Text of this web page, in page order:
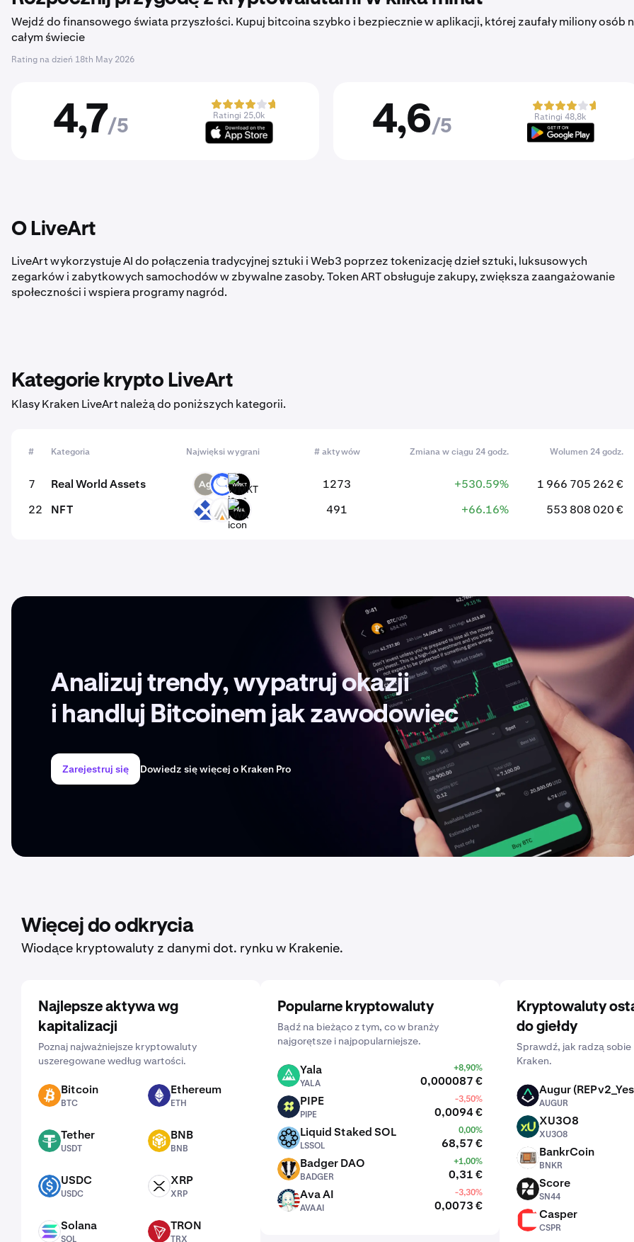
Wejdź do finansowego świata przyszłości. Kupuj bitcoina szybko i bezpiecznie w aplikacji, której zaufały miliony osób
całym świecie
Rating na dzień 18th May 2026
4,7/5
Ratingi 25,0k 4,6/5
Ratingi 48,8k
O LiveArt
LiveArt wykorzystuje AI do połączenia tradycyjnej sztuki i Web3 poprzez tokenizację dzieł sztuki, luksusowych
zegarków i zabytkowych samochodów w zbywalne zasoby. Token ART obsługuje zakupy, zwiększa zaangażowanie
społeczności i wspiera programy nagród.
Kategorie krypto LiveArt
Klasy Kraken LiveArt należą do poniższych kategorii.
# Kategoria Najwięksi wygrani # aktywów Zmiana w ciągu 24 godz. Wolumen 24 godz.
7 Real World Assets SLVR ANT WMKT 1273 +530.59%
1 966 705 262 €
22
NFT RDT ACE FWA 491 +66.16% 553 808 020 €
Analizuj trendy, wypatruj okazji
i handluj Bitcoinem jak zawodowiec
Zarejestruj się Dowiedz się więcej o Kraken Pro
Więcej do odkrycia
Wiodące kryptowaluty z danymi dot. rynku w Krakenie.
Najlepsze aktywa wg
kapitalizacji
Poznaj najważniejsze kryptowaluty
uszeregowane według wartości.
BTC Bitcoin
BTC
ETH Ethereum
ETH
USDT Tether
USDT
BNB BNB
BNB
USDC USDC
USDC
XRP XRP
XRP
SOL Solana
SOL
TRX TRON
TRX
Popularne kryptowaluty
Bądź na bieżąco z tym, co w branży
najgorętsze i najpopularniejsze.
YALA Yala
YALA
+8,90%
0,000087 €
PIPE PIPE
PIPE
-3,50%
0,0094 €
LSSOL Liquid Staked SOL
LSSOL
0,00%
68,57 €
BADGER Badger DAO
BADGER
+1,00%
0,31 €
AVAAI Ava AI
AVAAI
-3,30%
0,0073 €
Kryptowaluty
do giełdy
Sprawdź, jak radzą sobie
Kraken.
AUGUR Augur
AUGUR
XU3O8 XU3O8
XU3O8
BNKR BankrCoin
BNKR
SN44 Score
SN44
Casper
CSPR